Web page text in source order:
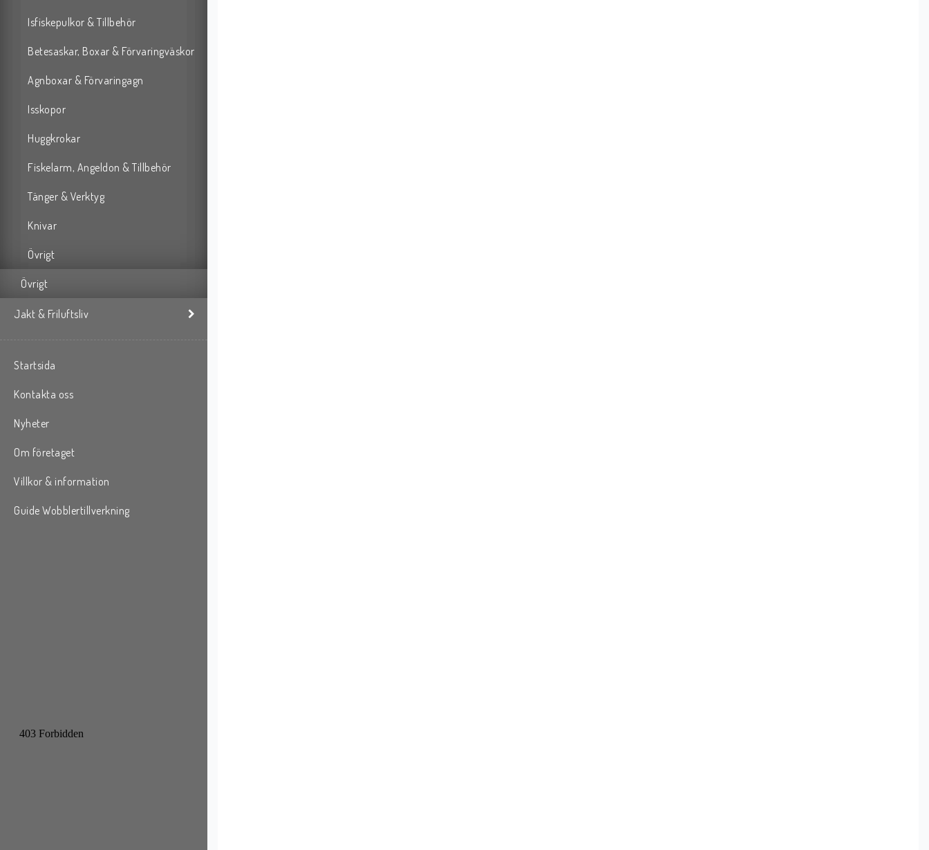
Isfiskepulkor & Tillbehör
Betesaskar, Boxar & Förvaringväskor
Agnboxar & Förvaringagn
Isskopor
Huggkrokar
Fiskelarm, Angeldon & Tillbehör
Tänger & Verktyg
Knivar
Övrigt
Övrigt
Jakt & Friluftsliv
Startsida
Kontakta oss
Nyheter
Om företaget
Villkor & information
Guide Wobblertillverkning